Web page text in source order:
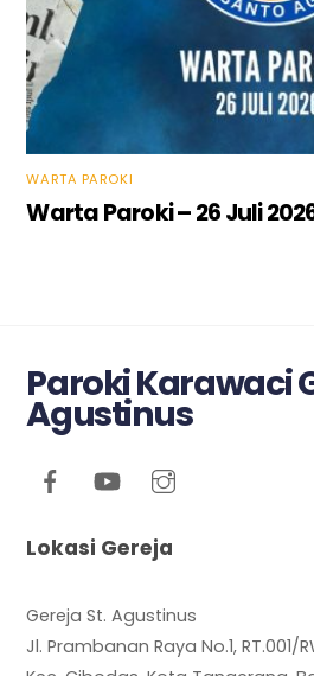
WARTA PAROKI
Warta Paroki – 26 Juli
Paroki Karawaci
Agustinus
Lokasi Gereja
Gereja St. Agustinus
Jl. Prambanan Raya No.1, RT.001/